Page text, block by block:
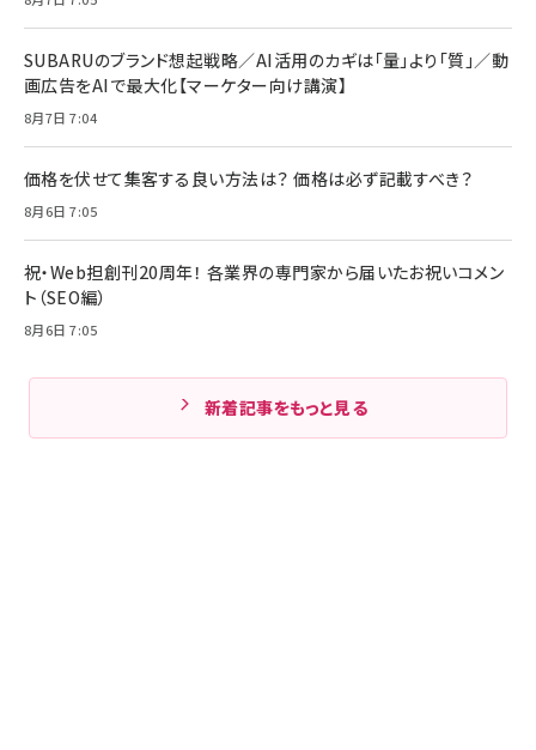
SUBARUのブランド想起戦略／AI活用のカギは「量」より「質」／動
画広告をAIで最大化【マーケター向け講演】
8月7日 7:04
価格を伏せて集客する良い方法は？ 価格は必ず記載すべき？
8月6日 7:05
祝・Web担創刊20周年！ 各業界の専門家から届いたお祝いコメン
ト（SEO編）
8月6日 7:05
新着記事をもっと見る